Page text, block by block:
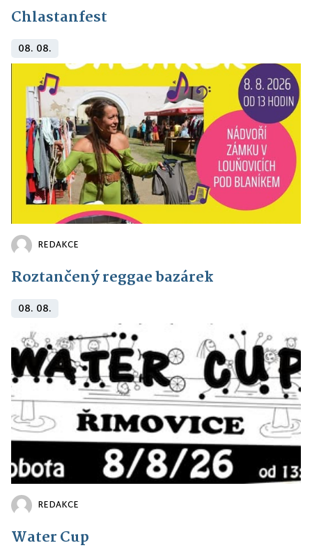
Chlastanfest
08. 08.
REDAKCE
Roztančený reggae bazárek
08. 08.
REDAKCE
Water Cup